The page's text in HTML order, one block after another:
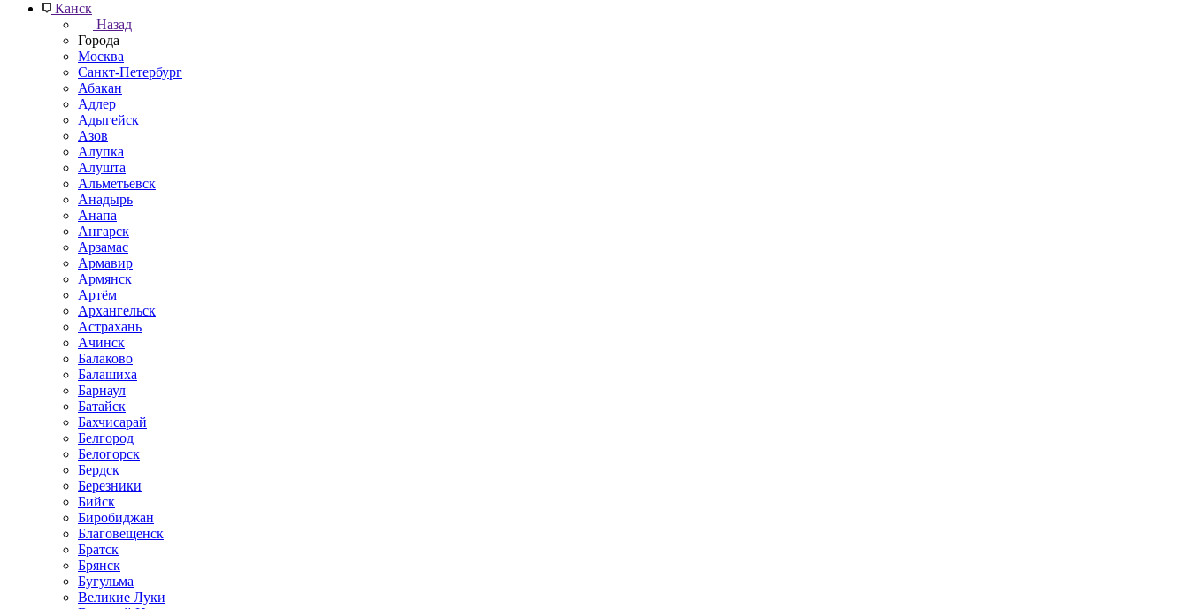
Канск
Назад
Города
Москва
Санкт-Петербург
Абакан
Адлер
Адыгейск
Азов
Алупка
Алушта
Альметьевск
Анадырь
Анапа
Ангарск
Арзамас
Армавир
Армянск
Артём
Архангельск
Астрахань
Ачинск
Балаково
Балашиха
Барнаул
Батайск
Бахчисарай
Белгород
Белогорск
Бердск
Березники
Бийск
Биробиджан
Благовещенск
Братск
Брянск
Бугульма
Великие Луки